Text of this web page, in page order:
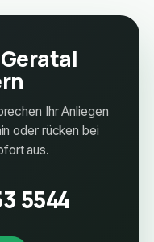
Ihr Anliegen
oder rücken bei
aus.
5544